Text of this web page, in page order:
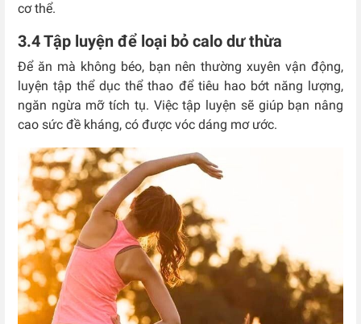
cơ thể.
3.4 Tập luyện để loại bỏ calo dư thừa
Để ăn mà không béo, bạn nên thường xuyên vận động,
luyện tập thể dục thể thao để tiêu hao bớt năng lượng,
ngăn ngừa mỡ tích tụ. Việc tập luyện sẽ giúp bạn nâng
cao sức đề kháng, có được vóc dáng mơ ước.